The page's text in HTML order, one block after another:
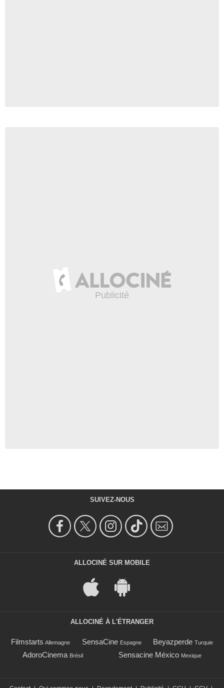
SUIVEZ-NOUS
ALLOCINÉ SUR MOBILE
ALLOCINÉ À L'ÉTRANGER
Filmstarts Allemagne SensaCine Espagne Beyazperde Turquie
AdoroCinema Brésil Sensacine México Mexique